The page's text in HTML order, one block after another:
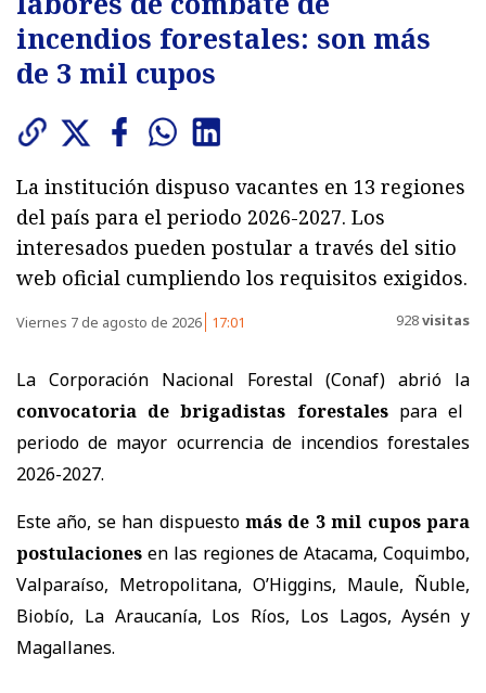
incendios forestales: son más
de 3 mil cupos
La institución dispuso vacantes en 13 regiones
del país para el periodo 2026-2027. Los
interesados pueden postular a través del sitio
web oficial cumpliendo los requisitos exigidos.
Viernes 7 de agosto de 2026 17:01 928visitas
La Corporación Nacional Forestal (Conaf) abrió la
convocatoria de brigadistas forestalespara el
periodo de mayor ocurrencia de incendios forestales
2026-2027.
Este año, se han dispuesto más de 3 mil cupos para
postulaciones en las regiones de Atacama, Coquimbo,
Valparaíso, Metropolitana, O’Higgins, Maule, Ñuble,
Biobío, La Araucanía, Los Ríos, Los Lagos, Aysén y
Magallanes.